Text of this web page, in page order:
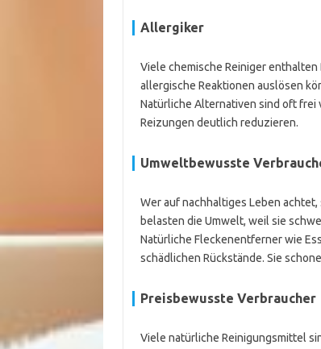
Allergiker
Viele chemische Reiniger
allergische Reaktionen auslösen
Natürliche Alternativen sind oft frei
Reizungen deutlich reduzieren.
Umweltbewusste
Wer auf nachhaltiges Leben
belasten die Umwelt, weil sie
Natürliche Fleckenentferner wie
schädlichen Rückstände. Sie
Preisbewusste Verbraucher
Viele natürliche Reinigungsmittel